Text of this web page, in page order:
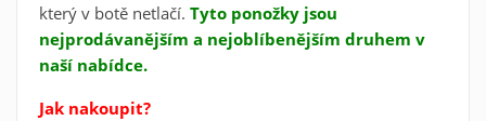
který v botě netlačí. Tyto ponožky jsou
nejprodávanějším a nejoblíbenějším druhem v
naší nabídce.
Jak nakoupit?